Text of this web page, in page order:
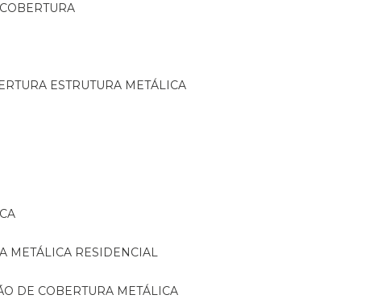
ESTRUTURA METÁLICA
METÁLICA RESIDENCIAL
DE COBERTURA METÁLICA